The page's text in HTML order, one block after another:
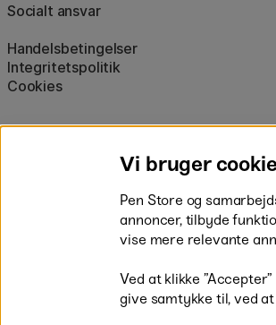
Socialt ansvar
Handelsbetingelser
Integritetspolitik
Cookies
Betal
Vi bruger
Pen Store og
annoncer, tilbyde
vise mere relevante
Ved at klikke
give samtykke til, ved